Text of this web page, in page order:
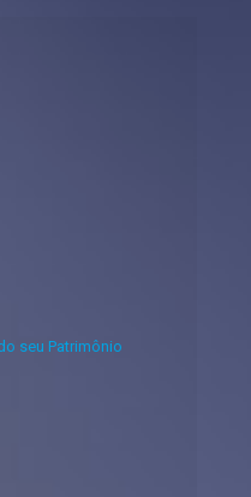
seu Patrimônio